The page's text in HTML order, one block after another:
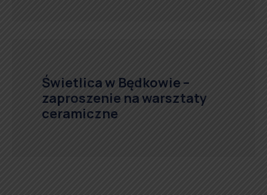
Świetlica w Będkowie –
zaproszenie na warsztaty
ceramiczne